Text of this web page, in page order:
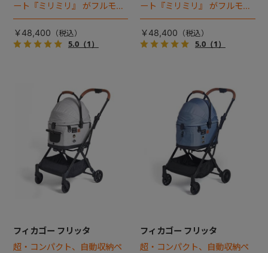
ート『ミリミリ』 がフルモデ
ルチェンジ。 新機能「マジカ
ルフォールディング」搭載
￥48,400
5.0（1）
ート『ミリミリ』 がフルモデ
ルチェンジ。 新機能「マジカ
ルフォールディング」搭載
￥48,400
5.0（1）
フィカゴー フリッタ
超・コンパクト、自動収納ペ
フィカゴー フリッタ
超・コンパクト、自動収納ペ